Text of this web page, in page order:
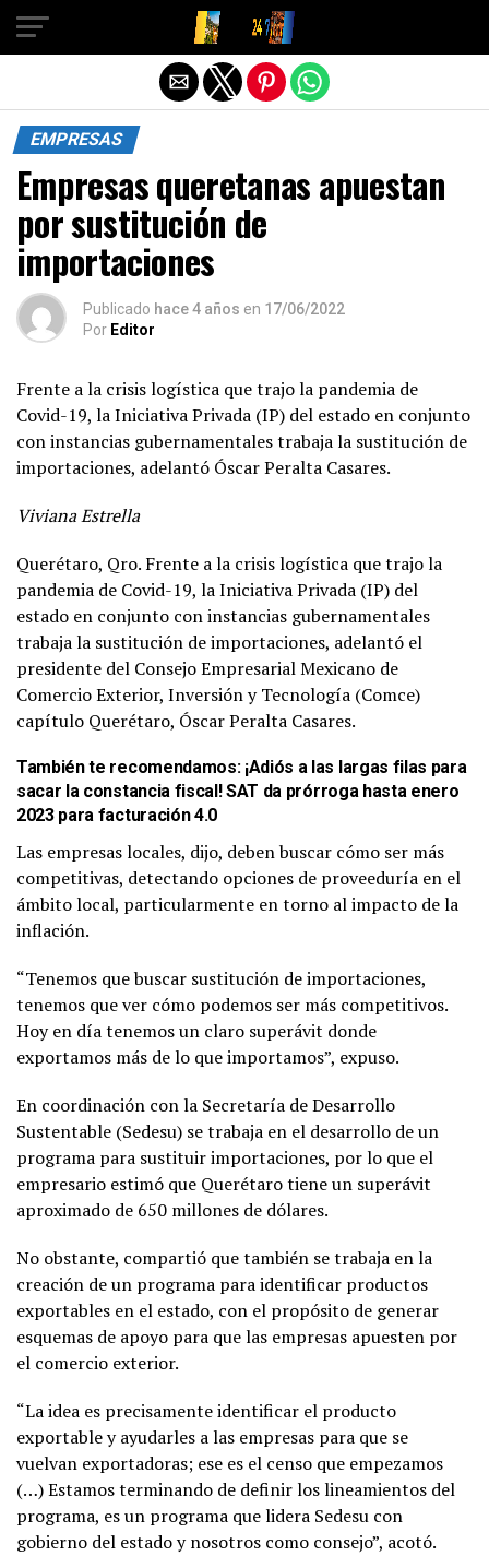
EMPRESAS
Empresas queretanas apuestan
por sustitución de
importaciones
Publicado hace 4 años en 17/06/2022
Por Editor
Frente a la crisis logística que trajo la pandemia de
Covid-19, la Iniciativa Privada (IP) del estado en conjunto
con instancias gubernamentales trabaja la sustitución de
importaciones, adelantó Óscar Peralta Casares.
Viviana Estrella
Querétaro, Qro. Frente a la crisis logística que trajo la
pandemia de Covid-19, la Iniciativa Privada (IP) del
estado en conjunto con instancias gubernamentales
trabaja la sustitución de importaciones, adelantó el
presidente del Consejo Empresarial Mexicano de
Comercio Exterior, Inversión y Tecnología (Comce)
capítulo Querétaro, Óscar Peralta Casares.
También te recomendamos: ¡Adiós a las largas filas para
sacar la constancia fiscal! SAT da prórroga hasta enero
2023 para facturación 4.0
Las empresas locales, dijo, deben buscar cómo ser más
competitivas, detectando opciones de proveeduría en el
ámbito local, particularmente en torno al impacto de la
inflación.
“Tenemos que buscar sustitución de importaciones,
tenemos que ver cómo podemos ser más competitivos.
Hoy en día tenemos un claro superávit donde
exportamos más de lo que importamos”, expuso.
En coordinación con la Secretaría de Desarrollo
Sustentable (Sedesu) se trabaja en el desarrollo de un
programa para sustituir importaciones, por lo que el
empresario estimó que Querétaro tiene un superávit
aproximado de 650 millones de dólares.
No obstante, compartió que también se trabaja en la
creación de un programa para identificar productos
exportables en el estado, con el propósito de generar
esquemas de apoyo para que las empresas apuesten por
el comercio exterior.
“La idea es precisamente identificar el producto
exportable y ayudarles a las empresas para que se
vuelvan exportadoras; ese es el censo que empezamos
(…) Estamos terminando de definir los lineamientos del
programa, es un programa que lidera Sedesu con
gobierno del estado y nosotros como consejo”, acotó.
Salir de la versión móvil